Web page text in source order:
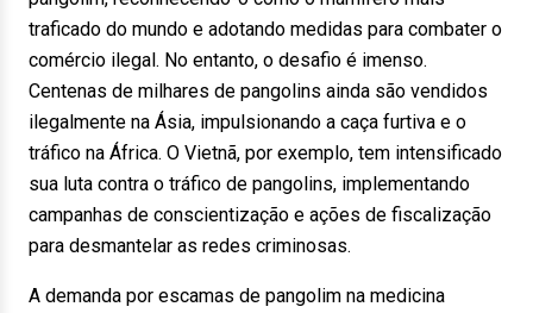
traficado do mundo e adotando medidas para combater o
comércio ilegal. No entanto, o desafio é imenso.
Centenas de milhares de pangolins ainda são vendidos
ilegalmente na Ásia, impulsionando a caça furtiva e o
tráfico na África. O Vietnã, por exemplo, tem intensificado
sua luta contra o tráfico de pangolins, implementando
campanhas de conscientização e ações de fiscalização
para desmantelar as redes criminosas.
A demanda por escamas de pangolim na medicina